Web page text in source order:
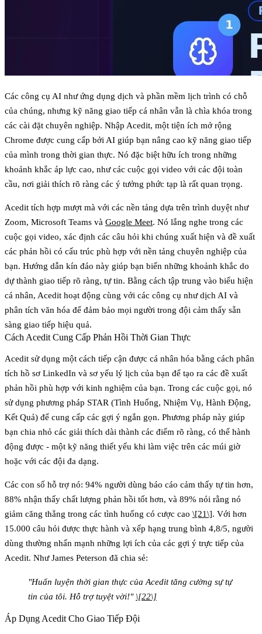
Các công cụ AI như ứng dụng dịch và phần mềm lịch trình có chỗ
của chúng, nhưng kỹ năng giao tiếp cá nhân vẫn là chìa khóa trong
các cài đặt chuyên nghiệp. Nhập Acedit, một tiện ích mở rộng
Chrome được cung cấp bởi AI giúp bạn nâng cao kỹ năng giao tiếp
của mình trong thời gian thực. Nó đặc biệt hữu ích trong những
khoảnh khắc áp lực cao, như các cuộc gọi video với các đội toàn
cầu, nơi giải thích rõ ràng các ý tưởng phức tạp là rất quan trọng.
Acedit tích hợp mượt mà với các nền tảng dựa trên trình duyệt như
Zoom, Microsoft Teams và Google Meet. Nó lắng nghe trong các
cuộc gọi video, xác định các câu hỏi khi chúng xuất hiện và đề xuất
các phản hồi có cấu trúc phù hợp với nền tảng chuyên nghiệp của
bạn. Hướng dẫn kín đáo này giúp bạn biến những khoảnh khắc do
dự thành giao tiếp rõ ràng, tự tin. Bằng cách tập trung vào biểu hiện
cá nhân, Acedit hoạt động cùng với các công cụ như dịch AI và
phân tích văn hóa để đảm bảo mọi người trong đội cảm thấy sẵn
sàng giao tiếp hiệu quả.
Cách Acedit Cung Cấp Phản Hồi Thời Gian Thực
Acedit sử dụng một cách tiếp cận được cá nhân hóa bằng cách phân
tích hồ sơ LinkedIn và sơ yếu lý lịch của bạn để tạo ra các đề xuất
phản hồi phù hợp với kinh nghiệm của bạn. Trong các cuộc gọi, nó
sử dụng phương pháp STAR (Tình Huống, Nhiệm Vụ, Hành Động,
Kết Quả) để cung cấp các gợi ý ngắn gọn. Phương pháp này giúp
bạn chia nhỏ các giải thích dài thành các điểm rõ ràng, có thể hành
động được - một kỹ năng thiết yếu khi làm việc trên các múi giờ
hoặc với các đội đa dạng.
Các con số hỗ trợ nó: 94% người dùng báo cáo cảm thấy tự tin hơn,
88% nhận thấy chất lượng phản hồi tốt hơn, và 89% nói rằng nó
giảm căng thẳng trong các tình huống có cược cao \[21\]. Với hơn
15.000 câu hỏi được thực hành và xếp hạng trung bình 4,8/5, người
dùng thường nhấn mạnh những lợi ích của các gợi ý trực tiếp của
Acedit. Như James Peterson đã chia sẻ:
"Huấn luyện thời gian thực của Acedit tăng cường sự tự
tin của tôi. Hỗ trợ tuyệt vời!" \[22\]
Áp Dụng Acedit Cho Giao Tiếp Đội